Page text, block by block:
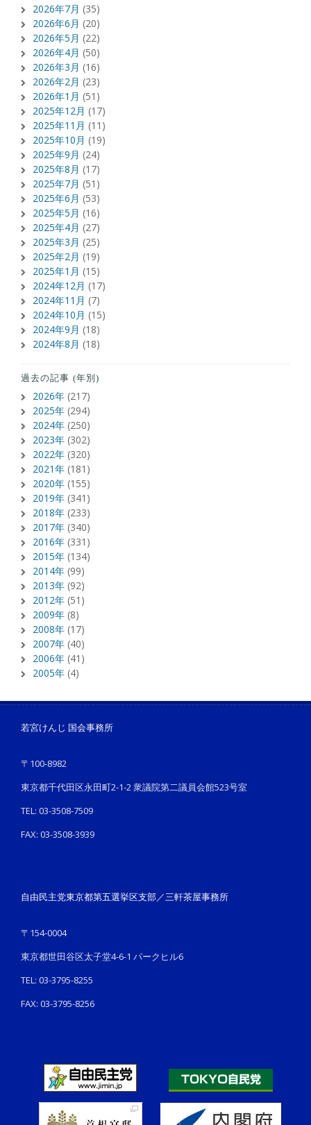
2026年7月 (35)
2026年6月 (20)
2026年5月 (22)
2026年4月 (50)
2026年3月 (16)
2026年2月 (23)
2026年1月 (51)
2025年12月 (17)
2025年11月 (11)
2025年10月 (19)
2025年9月 (24)
2025年8月 (17)
2025年7月 (51)
2025年6月 (53)
2025年5月 (16)
2025年4月 (27)
2025年3月 (25)
2025年2月 (19)
2025年1月 (15)
2024年12月 (17)
2024年11月 (7)
2024年10月 (15)
2024年9月 (18)
2024年8月 (18)
過去の記事 (年別)
2026年 (217)
2025年 (294)
2024年 (250)
2023年 (302)
2022年 (320)
2021年 (181)
2020年 (155)
2019年 (341)
2018年 (233)
2017年 (340)
2016年 (331)
2015年 (134)
2014年 (99)
2013年 (92)
2012年 (51)
2009年 (8)
2008年 (17)
2007年 (40)
2006年 (41)
2005年 (4)
若宮けんじ 国会事務所
〒100-8982
東京都千代田区永田町2-1-2 衆議院第二議員会館523号室
TEL: 03-3508-7509
FAX: 03-3508-3939
自由民主党東京都第五選挙区支部／三軒茶屋事務所
〒154-0004
東京都世田谷区太子堂4-6-1 パークヒル6
TEL: 03-3795-8255
FAX: 03-3795-8256